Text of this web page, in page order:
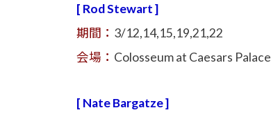
[ Rod Stewart ]
期間： 3/12,14,15,19,21,22
会場： Colosseum at Caesars Palace
[ Nate Bargatze ]